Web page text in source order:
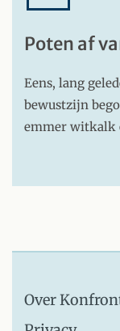
Poten af
Eens, lang
bewustzijn
emmer witkalk
Over